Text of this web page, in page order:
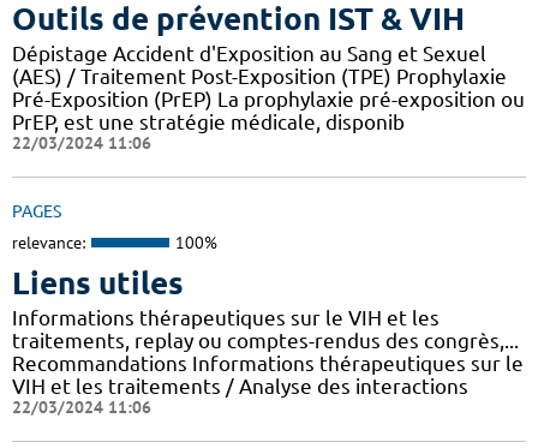
Outils de prévention IST & VIH
Dépistage Accident d'Exposition au Sang et Sexuel
(AES) / Traitement Post-Exposition (TPE) Prophylaxie
Pré-Exposition (PrEP) La prophylaxie pré-exposition ou
PrEP, est une stratégie médicale, disponib
22/03/2024 11:06
PAGES
relevance: 100%
Liens utiles
Informations thérapeutiques sur le VIH et les
traitements, replay ou comptes-rendus des congrès,...
Recommandations Informations thérapeutiques sur le
VIH et les traitements / Analyse des interactions
22/03/2024 11:06